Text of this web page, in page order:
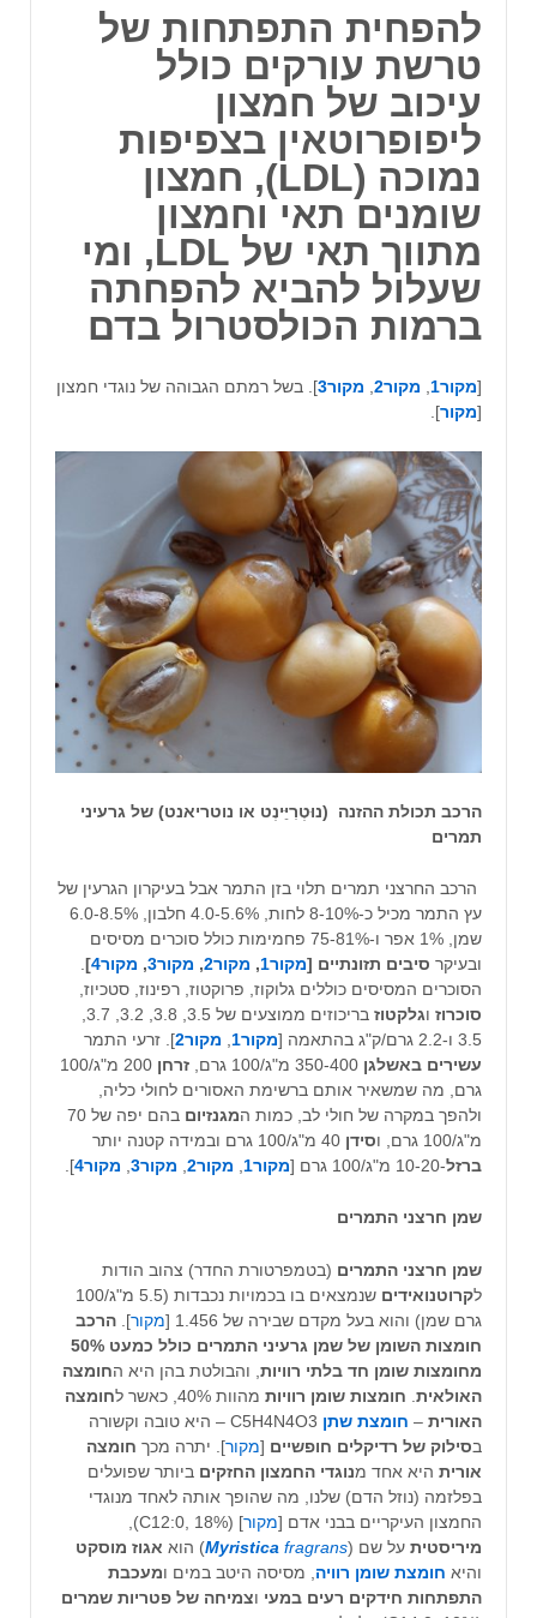
להפחית התפתחות של
טרשת עורקים כולל
עיכוב של חמצון
ליפופרוטאין בצפיפות
נמוכה (LDL), חמצון
שומנים תאי וחמצון
מתווך תאי של LDL, ומי
שעלול להביא להפחתה
ברמות הכולסטרול בדם
[מקור1 מקור2 מקור3 ]. בשל רמתם הגבוהה של נוגדי חמצון
[מקור].
הרכב תכולת ההזנה (נוּטְרִיֵּינְט או נוטריאנט) של גרעיני
תמרים
הרכב החרצני תמרים תלוי בזן התמר אבל בעיקרון הגרעין של
עץ התמר מכיל כ-8-10% לחות, 4.0-5.6% חלבון, 6.0-8.5%
שמן, 1% אפר ו-75-81% פחמימות כולל סוכרים מסיסים
ובעיקר סיבים תזונתיים [מקור1 , מקור2 , מקור3 , מקור4 ]
הסוכרים המסיסים כוללים גלוקוז, פרוקטוז, רפינוז, סטכיוז,
סוכרוז וגלקטוז
3.5 ו-2.2 גרם/ק"ג בהתאמה [
מקור1 מקור2 ]. זרעי התמר
עשירים באשלגן
זרחן
200 מ"ג/100
גרם, מה שמשאיר אותם ברשימת האסורים לחולי כליה,
ולהפך במקרה של חולי לב, כמות המגנזיום
בהם יפה של 70
מ"ג/100 גרם, ו
סידן
ברזל-10-20 מ"ג/100 גרם [ מקור1 מקור2 מקור3 מקור4 ].
שמן חרצני התמרים
שמן חרצני התמרים (בטמפרטורת החדר) צהוב הודות
לקרוטנואידים
שנמצאים בו בכמויות נכבדות (5.5 מ"ג/100
גרם שמן) והוא בעל מקדם שבירה של 1.456 [
מקור]. הרכב
חומצות השומן של שמן גרעיני התמרים כולל כמעט 50%
מחומצות שומן חד בלתי רוויות , והבולטת בהן היא החומצה
האולאית חומצות שומן רוויות מהוות 40%, כאשר ל
חומצה
האורית – חומצת שתן
C5H4N4O3 – היא טובה וקשורה
בסילוק של רדיקלים חופשיים [מקור]. יתרה מכך חומצה
אורית היא אחד מנוגדי החמצון החזקים ביותר שפועלים
בפלזמה (נוזל הדם) שלנו, מה שהופך אותה לאחד מנוגדי
החמצון העיקריים בבני אדם [מקור] (C12:0, 18%),
מיריסטית על שם ( Myristica fragrans ) הוא אגוז מוסקט
והיא חומצת שומן רוויה , מסיסה היטב במים ומעכבת
התפתחות חידקים רעים במעי וצמיחה של פטריות שמרים